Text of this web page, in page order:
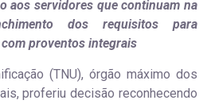
aos servidores que continuam na
dos requisitos para
proventos integrais
(TNU), órgão máximo dos
proferiu decisão reconhecendo